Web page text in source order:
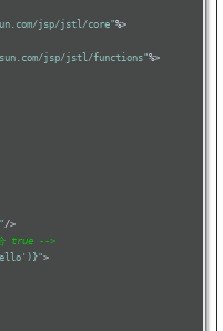
jsp/jstl/core"%>
jsp/jstl/functions"%>
/>
合 true -->
>